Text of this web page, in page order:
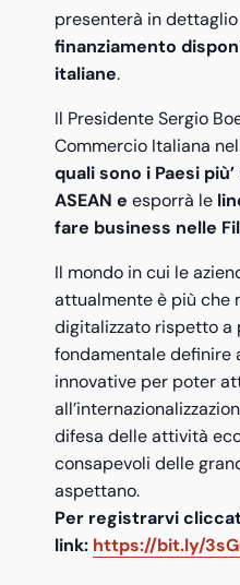
presenterà in
finanziamento
italiane.
Il Presidente Sergio
Commercio Italiana
quali sono i Paesi
ASEAN e esporrà le
fare business nelle
Il mondo in cui le
attualmente è più che
digitalizzato rispetto a
fondamentale definire
innovative per poter
difesa delle attività
consapevoli delle
aspettano.
Per registrarvi
link: https://bit.ly/